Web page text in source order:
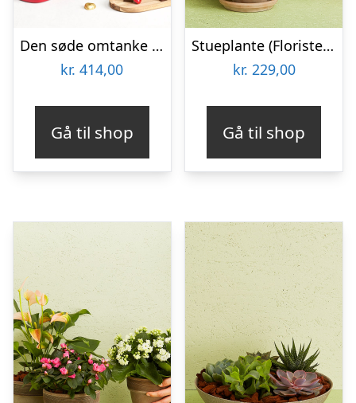
Den søde omtanke med hjerte med chokolade
kr. 414,00
Gå til shop
Stueplante (Floristens kreative valg) inkl. potte
kr. 229,00
Gå til shop